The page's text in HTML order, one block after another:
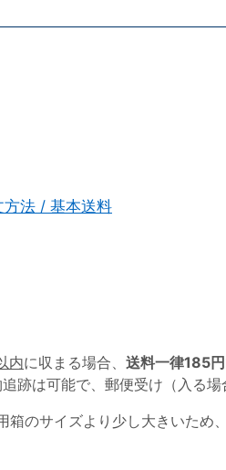
方法 / 基本送料
内に収まる場合、 送料一律185円
跡は可能で、郵便受け（入る場
箱のサイズより少し大きいため